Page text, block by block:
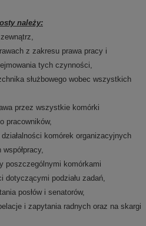
należy:
z zakresu prawa pracy i
tych czynności,
służbowego wobec wszystkich
przez wszystkie komórki
pracowników,
komórek organizacyjnych
poszczególnymi komórkami
dotyczącymi podziału zadań,
posłów i senatorów,
i zapytania radnych oraz na skargi